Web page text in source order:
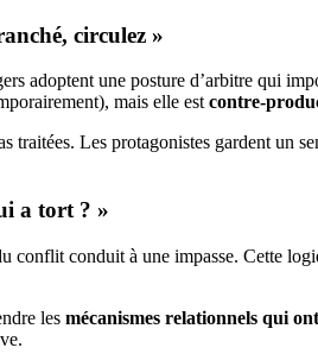
circulez »
adoptent une posture d’arbitre qui
mais elle est contre-
traitées. Les protagonistes gardent un
a tort ? »
conflit conduit à une impasse. Cette
les mécanismes relationnels qui